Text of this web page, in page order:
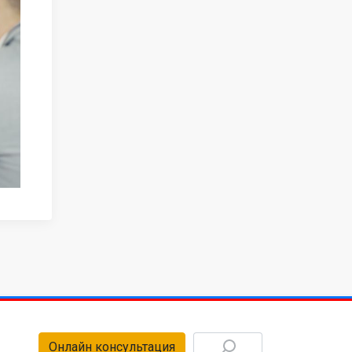
Онлайн консультация